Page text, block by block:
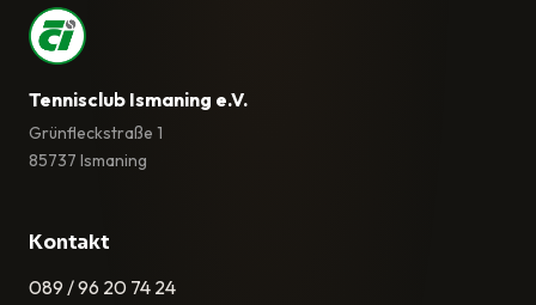
Tennisclub Ismaning e.V.
Grünfleckstraße 1
85737 Ismaning
Kontakt
089 / 96 20 74 24